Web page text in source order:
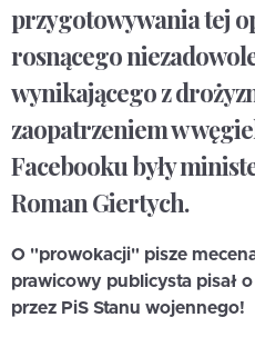
przygotowywania tej
rosnącego
wynikającego z
zaopatrzeniem w
Facebooku były
Roman Giertych.
O "prowokacji" pisze
prawicowy publicysta pisał
przez PiS Stanu wojennego!